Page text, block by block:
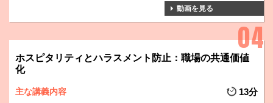
動画を見る
ホスピタリティとハラスメント防止：職場の共通価値
化
主な講義内容 13分